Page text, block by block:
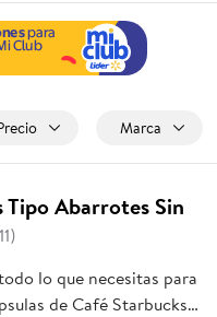
Marca
Tipo Abarrotes Sin
lo que necesitas para
de Café Starbucks